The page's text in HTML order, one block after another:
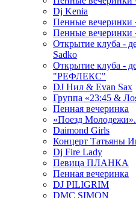
Dj Kenia
Пенные вечеринки
Пенные вечеринки
Открытие клуба -
Sadko
Открытие клуба -
"РЕФЛЕКС"
DJ Нил & Evan Sax
Группа «23:45 &
Пенная вечеринка
«Поезд Молодежи».
Daimond Girls
Концерт Татьяны
Dj Fire Lady
Певица ПЛАНКА
Пенная вечеринка
DJ PILIGRIM
DMC SIMON